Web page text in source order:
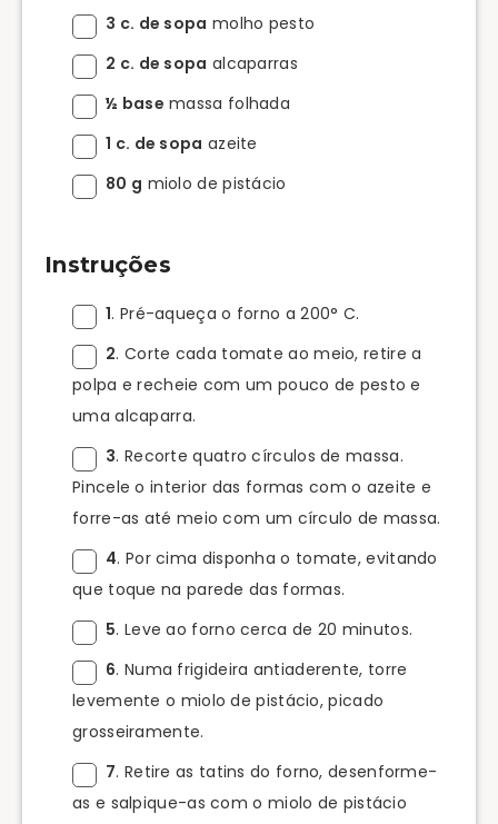
3 c. de sopa molho pesto
2 c. de sopa alcaparras
½ base massa folhada
1 c. de sopa azeite
80 g miolo de pistácio
Instruções
1. Pré-aqueça o forno a 200° C.
2. Corte cada tomate ao meio, retire a
polpa e recheie com um pouco de pesto e
uma alcaparra.
3. Recorte quatro círculos de massa.
Pincele o interior das formas com o azeite e
forre-as até meio com um círculo de massa.
4. Por cima disponha o tomate, evitando
que toque na parede das formas.
5. Leve ao forno cerca de 20 minutos.
6. Numa frigideira antiaderente, torre
levemente o miolo de pistácio, picado
grosseiramente.
7. Retire as tatins do forno, desenforme-
as e salpique-as com o miolo de pistácio